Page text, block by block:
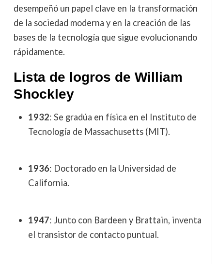
desempeñó un papel clave en la transformación
de la sociedad moderna y en la creación de las
bases de la tecnología que sigue evolucionando
rápidamente.
Lista de logros de William
Shockley
1932: Se gradúa en física en el Instituto de
Tecnología de Massachusetts (MIT).
1936: Doctorado en la Universidad de
California.
1947: Junto con Bardeen y Brattain, inventa
el transistor de contacto puntual.